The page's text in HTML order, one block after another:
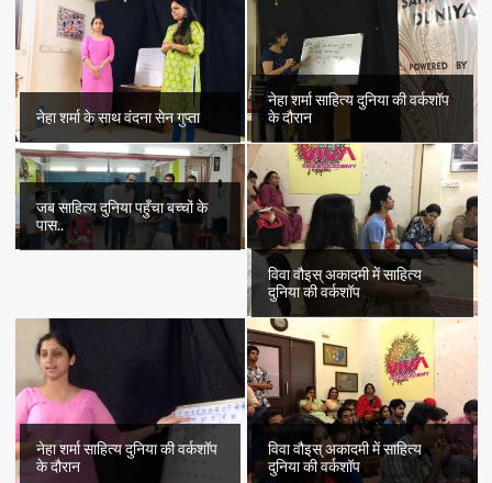
नेहा शर्मा के साथ वंदना सेन गुप्ता
नेहा शर्मा साहित्य दुनिया की वर्कशॉप
के दौरान
जब साहित्य दुनिया पहुँचा बच्चों के
पास..
विवा वौइस् अकादमी में साहित्य
दुनिया की वर्कशॉप
नेहा शर्मा साहित्य दुनिया की वर्कशॉप
के दौरान
विवा वौइस् अकादमी में साहित्य
दुनिया की वर्कशॉप